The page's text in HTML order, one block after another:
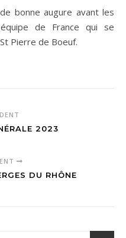
bonne augure avant les
équipe de France qui se
Pierre de Boeuf.
2023
DU RHÔNE